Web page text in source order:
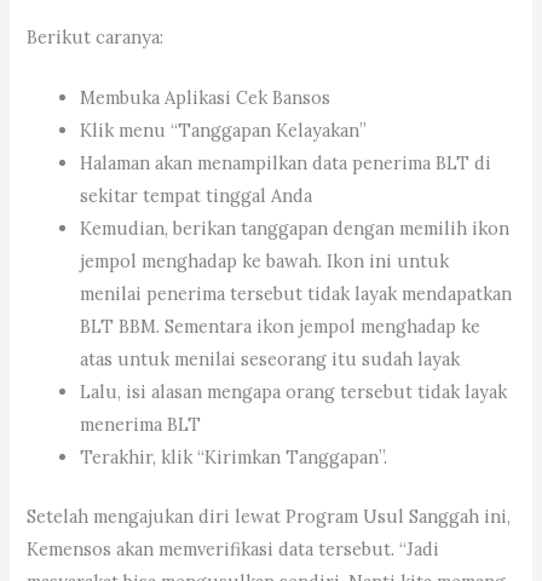
Berikut caranya:
Membuka Aplikasi Cek Bansos
Klik menu “Tanggapan Kelayakan”
Halaman akan menampilkan data penerima BLT di
sekitar tempat tinggal Anda
Kemudian, berikan tanggapan dengan memilih ikon
jempol menghadap ke bawah. Ikon ini untuk
menilai penerima tersebut tidak layak mendapatkan
BLT BBM. Sementara ikon jempol menghadap ke
atas untuk menilai seseorang itu sudah layak
Lalu, isi alasan mengapa orang tersebut tidak layak
menerima BLT
Terakhir, klik “Kirimkan Tanggapan”.
Setelah mengajukan diri lewat Program Usul Sanggah ini,
Kemensos akan memverifikasi data tersebut. “Jadi